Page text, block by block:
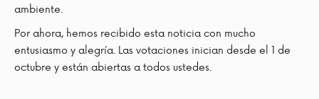
ambiente.
Por ahora, hemos recibido esta noticia con mucho
entusiasmo y alegría. Las votaciones inician desde el 1 de
octubre y están abiertas a todos ustedes.